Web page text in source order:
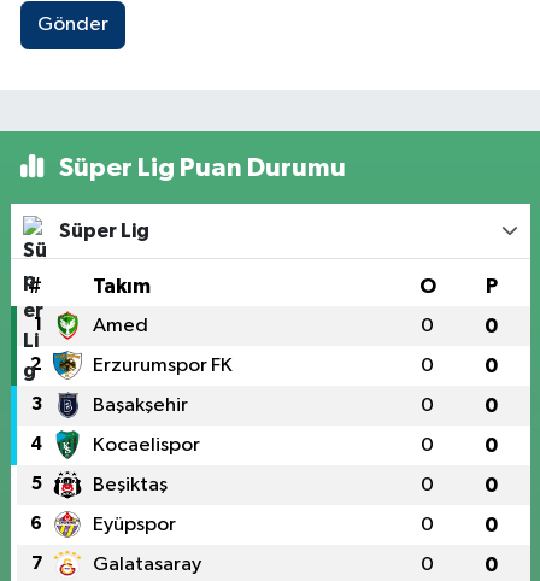
Gönder
Süper Lig Puan Durumu
Süper Lig
# Takım O P
1 Amed 0 0
2 Erzurumspor FK 0 0
3 Başakşehir 0 0
4 Kocaelispor 0 0
5 Beşiktaş 0 0
6 Eyüpspor 0 0
7 Galatasaray 0 0